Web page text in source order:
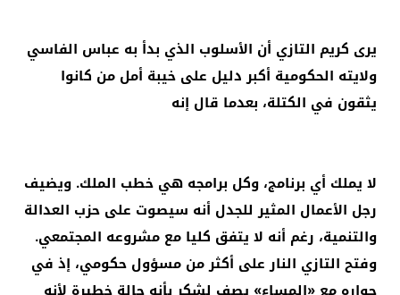
يرى كريم التازي أن الأسلوب الذي بدأ به عباس الفاسي
ولايته الحكومية أكبر دليل على خيبة أمل من كانوا
يثقون في الكتلة، بعدما قال إنه
لا يملك أي برنامج، وكل برامجه هي خطب الملك. ويضيف
رجل الأعمال المثير للجدل أنه سيصوت على حزب العدالة
والتنمية، رغم أنه لا يتفق كليا مع مشروعه المجتمعي.
وفتح التازي النار على أكثر من مسؤول حكومي، إذ في